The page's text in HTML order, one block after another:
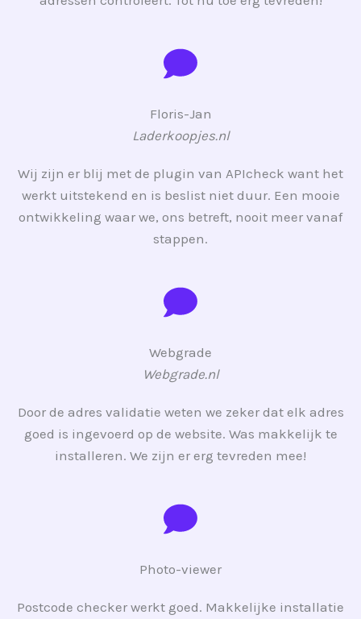
Floris-Jan
Laderkoopjes.nl
Wij zijn er blij met de plugin van APIcheck want het
werkt uitstekend en is beslist niet duur. Een mooie
ontwikkeling waar we, ons betreft, nooit meer vanaf
stappen.
Webgrade
Webgrade.nl
Door de adres validatie weten we zeker dat elk adres
goed is ingevoerd op de website. Was makkelijk te
installeren. We zijn er erg tevreden mee!
Photo-viewer
Postcode checker werkt goed. Makkelijke installatie